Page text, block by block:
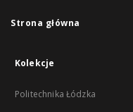
Strona główna
Kolekcje
Politechnika Łódzka